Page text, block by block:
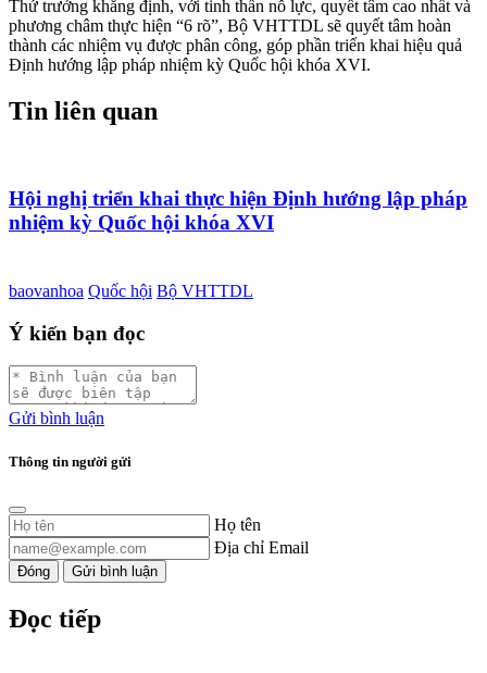
Thứ trưởng khẳng định, với tinh thần nỗ lực, quyết tâm cao nhất và
phương châm thực hiện “6 rõ”, Bộ VHTTDL sẽ quyết tâm hoàn
thành các nhiệm vụ được phân công, góp phần triển khai hiệu quả
Định hướng lập pháp nhiệm kỳ Quốc hội khóa XVI.
Tin liên quan
Hội nghị triển khai thực hiện Định hướng lập pháp
nhiệm kỳ Quốc hội khóa XVI
baovanhoa Quốc hội Bộ VHTTDL
Ý kiến bạn đọc
Gửi bình luận
Thông tin người gửi
Họ tên
Địa chỉ Email
Đóng Gửi bình luận
Đọc tiếp